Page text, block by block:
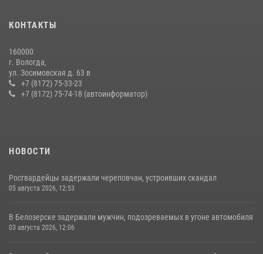
КОНТАКТЫ
160000
г. Вологда,
ул. Зосимовская д. 63 в
+7 (8172) 75-33-23
+7 (8172) 75-74-18 (автоинформатор)
НОВОСТИ
Росгвардейцы задержали череповчан, устроивших скандал
05 августа 2026, 12:53
В Белозерске задержали мужчин, подозреваемых в угоне автомобиля
03 августа 2026, 12:06